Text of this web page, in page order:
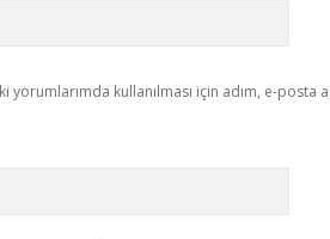
yorumlarımda kullanılması için adım, e-